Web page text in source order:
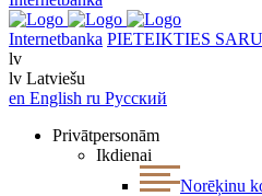
Internetbanka PIETEIKTIES
lv
lv Latviešu
en English ru Русский
Privātpersonām
Ikdienai
Norēķinu